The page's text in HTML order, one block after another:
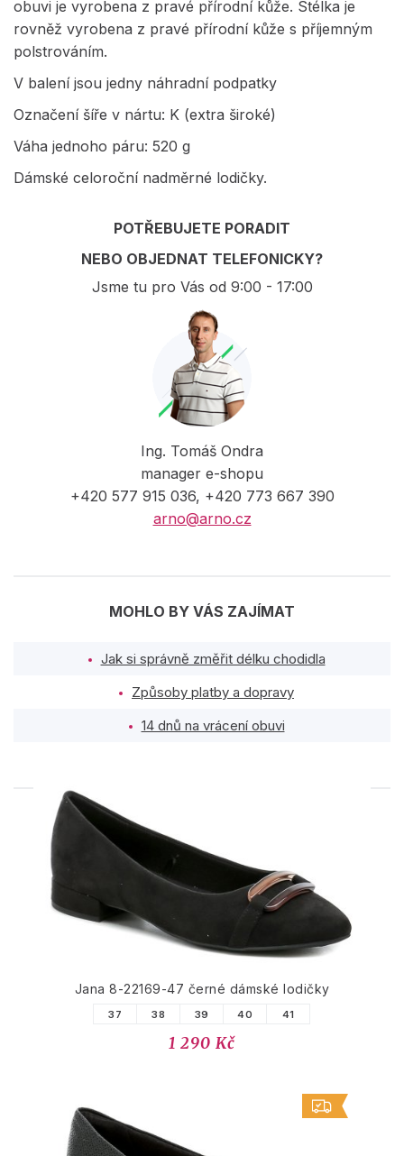
obuvi je vyrobena z pravé přírodní kůže. Stélka je
rovněž vyrobena z pravé přírodní kůže s příjemným
polstrováním.
V balení jsou jedny náhradní podpatky
Označení šíře v nártu: K (extra široké)
Váha jednoho páru: 520 g
Dámské celoroční nadměrné lodičky.
POTŘEBUJETE PORADIT
NEBO OBJEDNAT TELEFONICKY?
Jsme tu pro Vás od 9:00 - 17:00
Ing. Tomáš Ondra
manager e-shopu
+420 577 915 036, +420 773 667 390
arno@arno.cz
MOHLO BY VÁS ZAJÍMAT
Jak si správně změřit délku chodidla
Způsoby platby a dopravy
14 dnů na vrácení obuvi
PODOBNÉ PRODUKTY
Jana 8-22169-47 černé dámské lodičky
37 38 39 40 41
1 290 Kč